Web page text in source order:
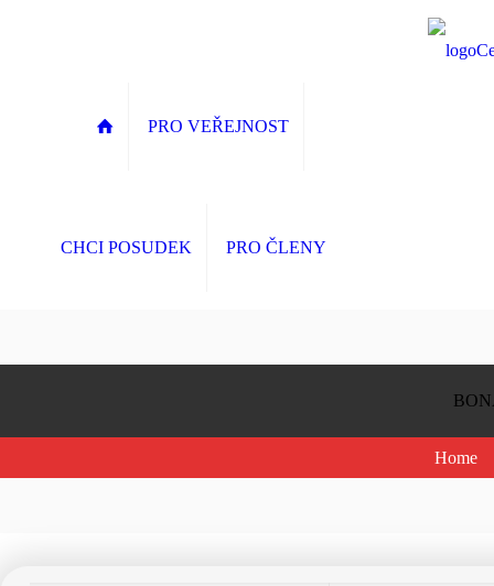
PRO VEŘEJNOST
CHCI POSUDEK PRO ČLENY
Home